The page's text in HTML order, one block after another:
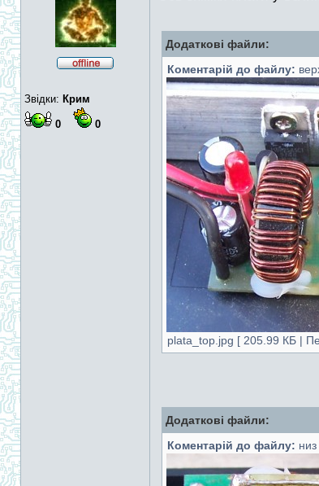
Звідки: Крим
0 0
Додаткові файли:
Коментарій до файлу:
plata_top.jpg [ 205.99 КБ |
Додаткові файли:
Коментарій до файлу: